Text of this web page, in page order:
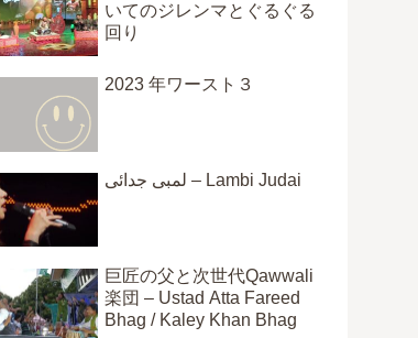
いてのジレンマとぐるぐる
回り
2023 年ワースト３
لمبی جدائی – Lambi Judai
巨匠の父と次世代Qawwali
楽団 – Ustad Atta Fareed
Bhag / Kaley Khan Bhag